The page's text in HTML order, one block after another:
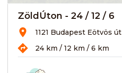
ZöldÚton - 24 / 12 / 6
1121 Budapest Eötvös út
24 km / 12 km / 6 km